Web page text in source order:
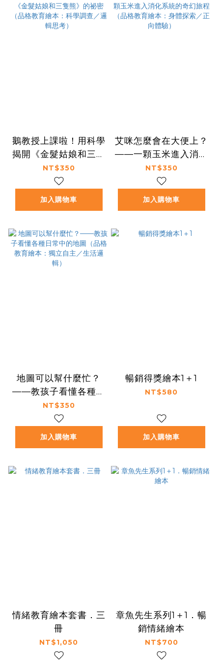
鵝教授上課啦！用科學
揭開《金髮姑娘和三隻
熊》的祕密（品格教育
繪本：科學調查／邏輯
思考）
NT$350
加入購物車
艾咪怎麼會在大便上？
——一顆玉米進入消化
系統的奇幻旅程（品格
教育繪本：身體探索／
正向體驗）
NT$350
加入購物車
地圖可以幫什麼忙？
——教孩子看懂各種日
常中的地圖（品格教育
繪本：獨立自主／生活
邏輯）
NT$350
加入購物車
暢銷得獎繪本1＋1
NT$580
加入購物車
情緒教育繪本套書．三
冊
NT$1,050
章魚先生系列1＋1．暢
銷情緒繪本
NT$700